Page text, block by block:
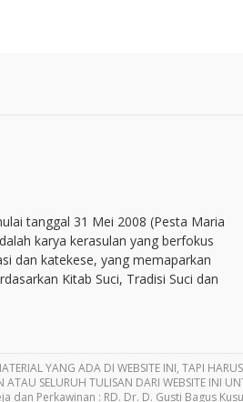
tanggal 31 Mei 2008 (Pesta Maria
karya kerasulan yang berfokus
dan katekese, yang memaparkan
Kitab Suci, Tradisi Suci dan
YANG ADA DI WEBSITE INI, TAPI
SELURUH TULISAN DARI WEBSITE INI
dan Perkawinan : RD. Dr. D. Gusti Bagus